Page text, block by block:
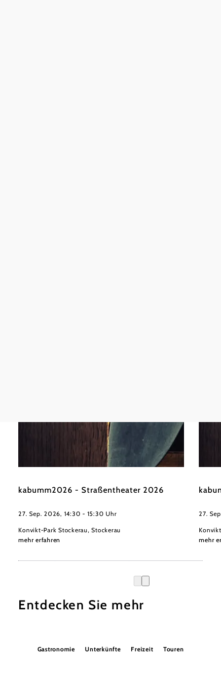
kabumm2026 - Straßentheater 2026
27. Sep. 2026, 14:30 - 15:30 Uhr
Konvikt-Park Stockerau, Stockerau
mehr erfahren
27.
mehr
Entdecken Sie mehr
Gastronomie Unterkünfte Freizeit Touren